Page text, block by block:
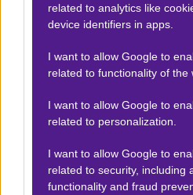
related to analytics like
device identifiers in apps.
I want to allow Google to
related to functionality of the
I want to allow Google to
related to personalization.
I want to allow Google to
related to security, including
functionality and fraud
Βαθμολογίες Ελλάδα -
Βαθμολογίες Aγγλία –
Βαθμολογίες Ισπανίας- La
Βαθμολογίες Ιταλίας- Serie